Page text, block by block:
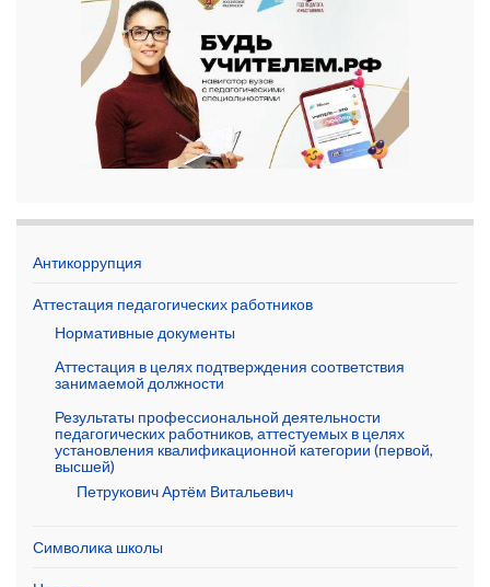
Антикоррупция
Аттестация педагогических работников
Нормативные документы
Аттестация в целях подтверждения соответствия
занимаемой должности
Результаты профессиональной деятельности
педагогических работников, аттестуемых в целях
установления квалификационной категории (первой,
высшей)
Петрукович Артём Витальевич
Символика школы